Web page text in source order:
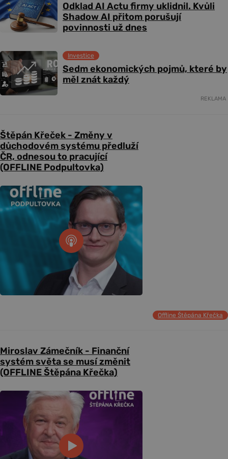
Odklad AI Actu firmy uklidnil. Kvůli
Shadow AI přitom porušují
povinnosti už dnes
Sedm ekonomických pojmů, které by
měl znát každý
Investice
REKLAMA
Štěpán Křeček - Změny v
důchodovém systému předluží
ČR, odnesou to pracující
(OFFLINE Podpultovka)
Offline Štěpána Křečka
Miroslav Zámečník - Finanční
systém světa se musí změnit
(OFFLINE Štěpána Křečka)